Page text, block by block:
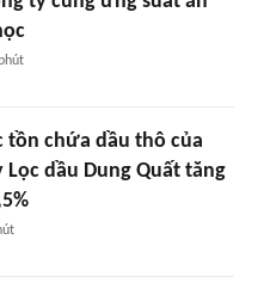
tồn chứa dầu thô của
Lọc dầu Dung Quất tăng